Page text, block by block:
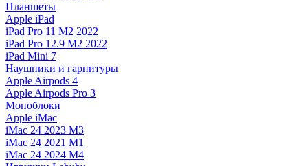
Планшеты
Apple iPad
iPad Pro 11 M2 2022
iPad Pro 12.9 M2 2022
iPad Mini 7
Наушники и гарнитуры
Apple Airpods 4
Apple Airpods Pro 3
Моноблоки
Apple iMac
iMac 24 2023 M3
iMac 24 2021 M1
iMac 24 2024 M4